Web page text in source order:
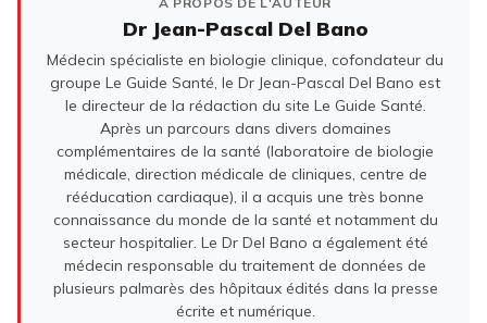
Dr Jean-Pascal Del Bano
Médecin spécialiste en biologie clinique, cofondateur du
groupe Le Guide Santé, le Dr Jean-Pascal Del Bano est
le directeur de la rédaction du site Le Guide Santé.
Après un parcours dans divers domaines
complémentaires de la santé (laboratoire de biologie
médicale, direction médicale de cliniques, centre de
rééducation cardiaque), il a acquis une très bonne
connaissance du monde de la santé et notamment du
secteur hospitalier. Le Dr Del Bano a également été
médecin responsable du traitement de données de
plusieurs palmarès des hôpitaux édités dans la presse
écrite et numérique.